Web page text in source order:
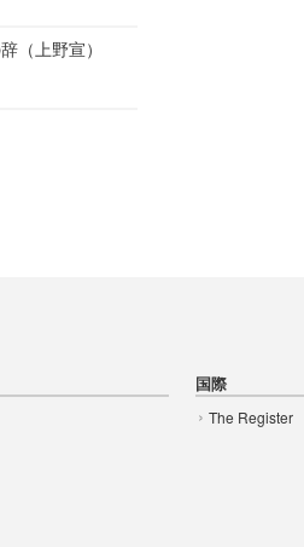
（上野宣）
国際
The Register